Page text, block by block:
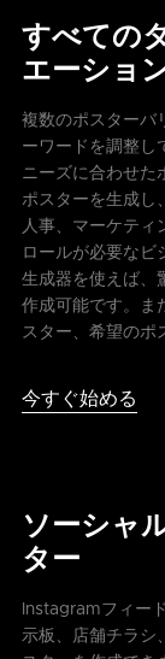
すべての
エーショ
複数のポスターバ
ーワードを調整し
ニーズに合わせた
ポスターを生成し
人事、マーケティ
ロールが必要な
生成器を使えば、
作成可能です。ま
スター、希望のポ
今すぐ始める
ソーシャ
ター
Instagramフィー
示板、店舗チラシ